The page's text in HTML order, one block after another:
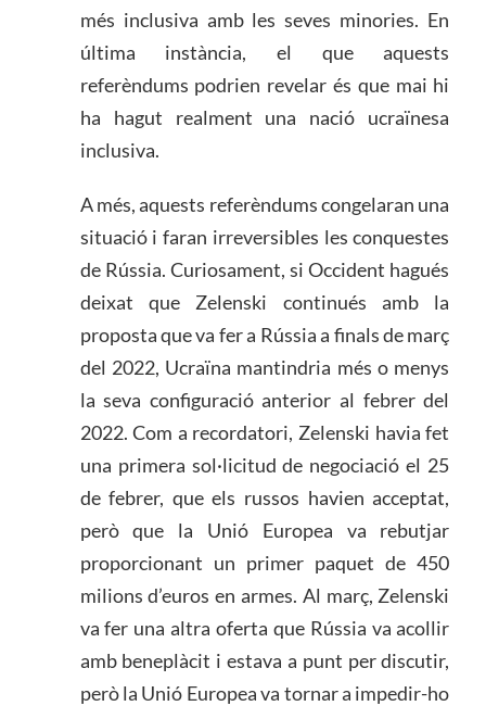
més inclusiva amb les seves minories. En
última instància, el que aquests
referèndums podrien revelar és que mai hi
ha hagut realment una nació ucraïnesa
inclusiva.
A més, aquests referèndums congelaran una
situació i faran irreversibles les conquestes
de Rússia. Curiosament, si Occident hagués
deixat que Zelenski continués amb la
proposta que va fer a Rússia a finals de març
del 2022, Ucraïna mantindria més o menys
la seva configuració anterior al febrer del
2022. Com a recordatori, Zelenski havia fet
una primera sol·licitud de negociació el 25
de febrer, que els russos havien acceptat,
però que la Unió Europea va rebutjar
proporcionant un primer paquet de 450
milions d’euros en armes. Al març, Zelenski
va fer una altra oferta que Rússia va acollir
amb beneplàcit i estava a punt per discutir,
però la Unió Europea va tornar a impedir-ho